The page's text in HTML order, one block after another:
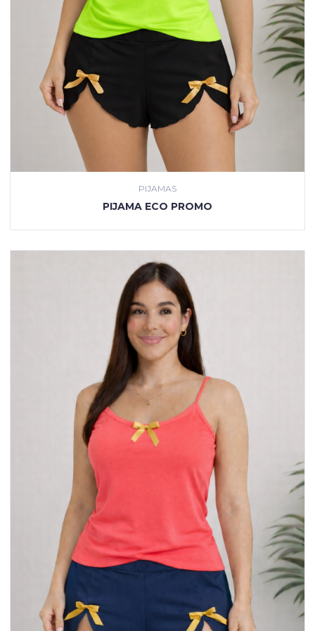
PIJAMAS
PIJAMA ECO PROMO
VER PRODUCTO